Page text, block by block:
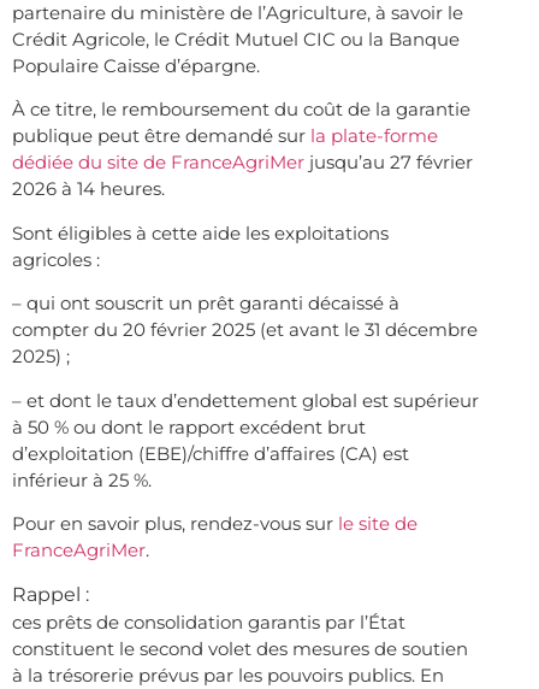
partenaire du ministère de l’Agriculture, à savoir le
Crédit Agricole, le Crédit Mutuel CIC ou la Banque
Populaire Caisse d’épargne.
À ce titre, le remboursement du coût de la garantie
publique peut être demandé sur la plate-forme
dédiée du site de FranceAgriMer jusqu’au 27 février
2026 à 14 heures.
Sont éligibles à cette aide les exploitations
agricoles :
– qui ont souscrit un prêt garanti décaissé à
compter du 20 février 2025 (et avant le 31 décembre
2025) ;
– et dont le taux d’endettement global est supérieur
à 50 % ou dont le rapport excédent brut
d’exploitation (EBE)/chiffre d’affaires (CA) est
inférieur à 25 %.
Pour en savoir plus, rendez-vous sur le site de
FranceAgriMer.
Rappel :
ces prêts de consolidation garantis par l’État
constituent le second volet des mesures de soutien
à la trésorerie prévus par les pouvoirs publics. En